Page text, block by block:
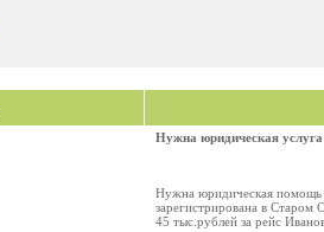
Нужна юридическая
Нужна юридическая
зарегистрирована в Старом
45 тыс.рублей за рейс